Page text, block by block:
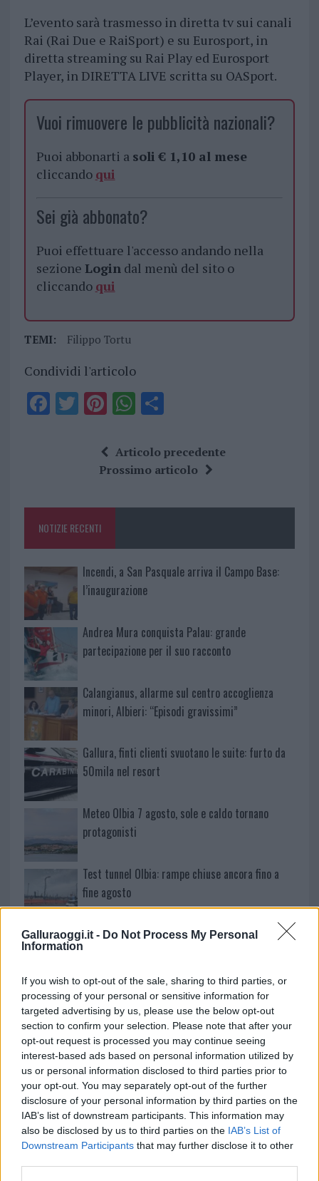
Galluraoggi.it - Do Not Process My Personal
Information
If you wish to opt-out of the sale, sharing to third parties, or
processing of your personal or sensitive information for
targeted advertising by us, please use the below opt-out
section to confirm your selection. Please note that after your
opt-out request is processed you may continue seeing
interest-based ads based on personal information utilized by
us or personal information disclosed to third parties prior to
your opt-out. You may separately opt-out of the further
disclosure of your personal information by third parties on the
IAB’s list of downstream participants. This information may
also be disclosed by us to third parties on the IAB’s List of
Downstream Participants that may further disclose it to other
L’evento sarà trasmesso in diretta tv sui canali
Rai (Rai Due e RaiSport) e su Eurosport, in
diretta streaming su Rai Play ed Eurosport
Player, in DIRETTA LIVE scritta su OASport.
Vuoi rimuovere le pubblicità nazionali?
Puoi abbonarti a soli € 1,10 al mese
cliccando qui
Sei già abbonato?
Puoi effettuare l'accesso andando nella
sezione Logindal menù del sito o
cliccando qui
TEMI: Filippo Tortu
Condividi l'articolo
F
o
k
T Pi
te
re
W
at
s
p
S
a
re
Articolo precedente
Prossimo articolo
NOTIZIE RECENTI
Incendi, a San Pasquale arriva il Campo Base:
l’inaugurazione
Andrea Mura conquista Palau: grande
partecipazione per il suo racconto
Calangianus, allarme sul centro accoglienza
minori, Albieri: “Episodi gravissimi”
Gallura, finti clienti svuotano le suite: furto da
50mila nel resort
Meteo Olbia 7 agosto, sole e caldo tornano
protagonisti
Test tunnel Olbia: rampe chiuse ancora fino a
fine agosto
Aggius conquista la classifica delle mete più
amate dell’estate 2026
NECROLOGIE